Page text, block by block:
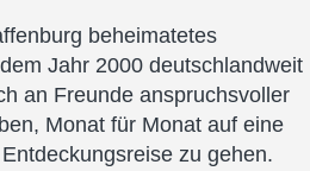
beheimatetes
Jahr 2000 deutschlandweit
an Freunde anspruchsvoller
Monat für Monat auf eine
zu gehen.